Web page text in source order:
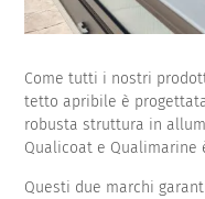
Come tutti i nostri
tetto apribile è
robusta struttura in
Qualicoat e Qualimarine
Questi due marchi